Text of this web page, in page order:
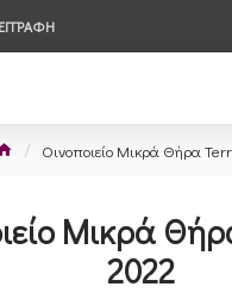
ΕΓΓΡΑΦΗ
Οινοποιείο Μικρά Θήρα
Μικρά
2022